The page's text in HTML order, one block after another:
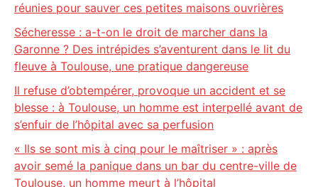
réunies pour sauver ces petites maisons ouvrières
Sécheresse : a-t-on le droit de marcher dans la
Garonne ? Des intrépides s’aventurent dans le lit du
fleuve à Toulouse, une pratique dangereuse
Il refuse d’obtempérer, provoque un accident et se
blesse : à Toulouse, un homme est interpellé avant de
s’enfuir de l’hôpital avec sa perfusion
« Ils se sont mis à cinq pour le maîtriser » : après
avoir semé la panique dans un bar du centre-ville de
Toulouse, un homme meurt à l’hôpital